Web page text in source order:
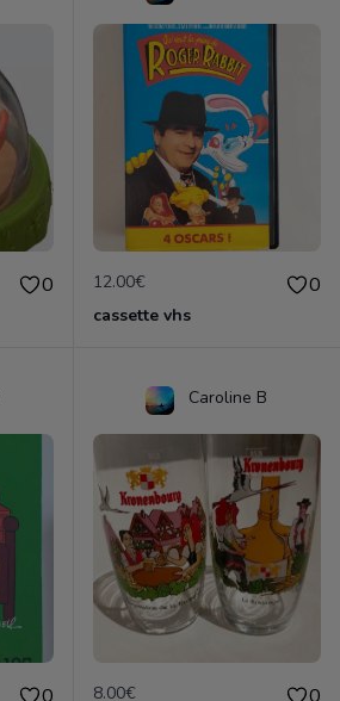
0 12.00€ 0
cassette vhs
0
Caroline B
8.00€ 0